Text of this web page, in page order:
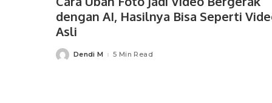
dengan AI, Hasilnya Bisa Seperti
Asli
PostedDendi M 5 Min Read